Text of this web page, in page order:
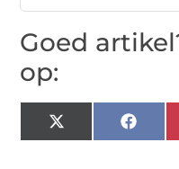
Goed
op:
X
(Twitter)